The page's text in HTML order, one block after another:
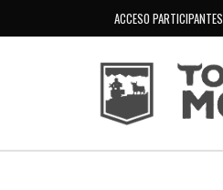
ACCESO PARTICIPANTES